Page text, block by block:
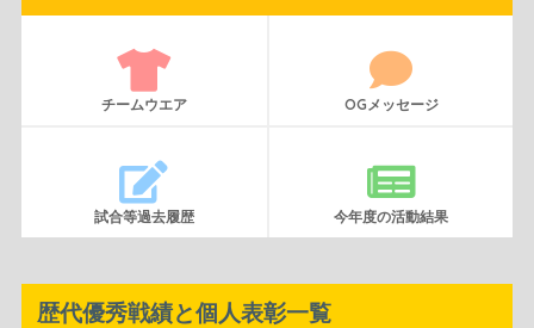
チームウエア OGメッセージ
試合等過去履歴 今年度の活動結果
歴代優秀戦績と個人表彰一覧